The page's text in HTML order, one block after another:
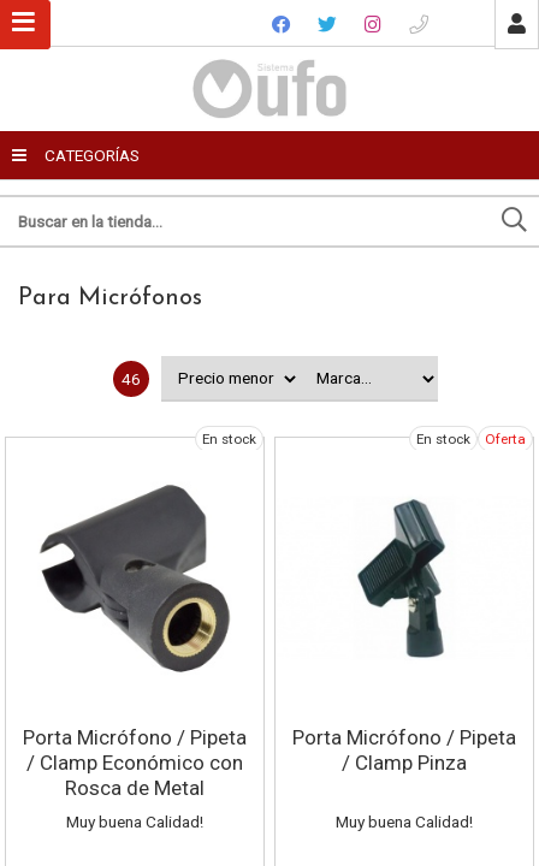
Para
Mensaje
USUARIO
Olvidé mi clave Registro
CATEGORÍAS
Para Micrófonos
46
En stock
Porta Micrófono / Pipeta
/ Clamp Económico con
Rosca de Metal
Muy buena Calidad!
En stock Oferta
Porta Micrófono / Pipeta
/ Clamp Pinza
Muy buena Calidad!